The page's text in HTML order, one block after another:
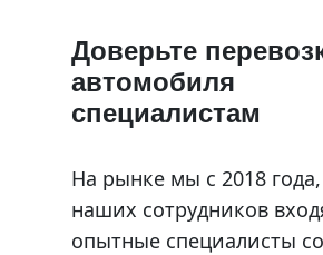
Доверьте
автомобиля
специалистам
На рынке мы с 2018
наших сотрудников
опытные специалисты